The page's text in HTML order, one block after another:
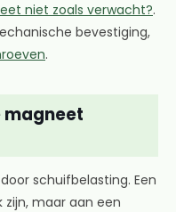
niet zoals verwacht?.
bevestiging,
.
magneet
schuifbelasting. Een
maar aan een